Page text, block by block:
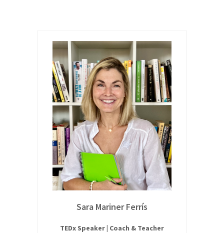
Sara Mariner Ferrís
TEDx Speaker | Coach & Teacher